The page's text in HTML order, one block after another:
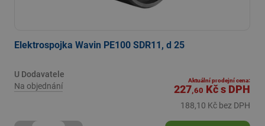
Elektrospojka Wavin PE100 SDR11, d 25
U Dodavatele
Na objednání
Aktuální prodejní cena:
227,60 Kčs DPH
188,10 Kč bez DPH